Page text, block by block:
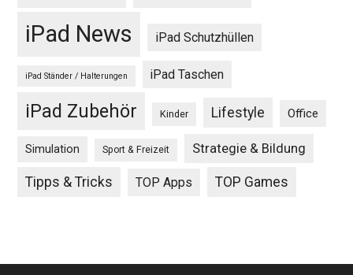
iPad News iPad Schutzhüllen
iPad Ständer / Halterungen iPad Taschen
iPad Zubehör Kinder Lifestyle Office
Simulation Sport & Freizeit Strategie & Bildung
Tipps & Tricks TOP Apps TOP Games